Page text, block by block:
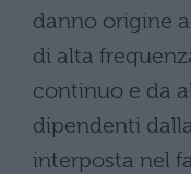
danno origine
di alta
continuo e da
dipendenti
interposta nel